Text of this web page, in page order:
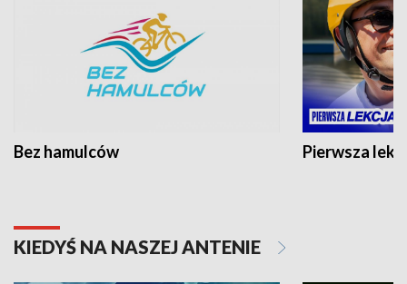
Bez hamulców Pierwsza
KIEDYŚ NA NASZEJ ANTENIE